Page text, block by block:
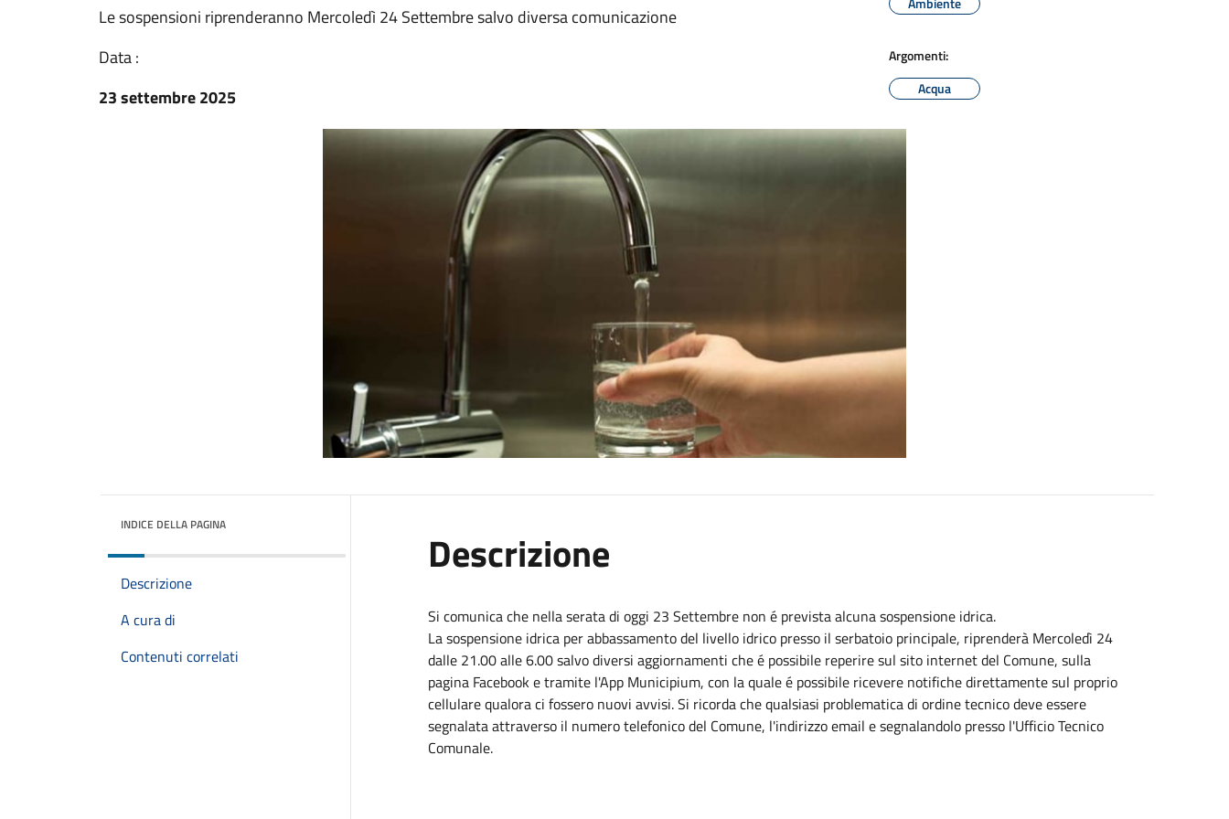
Le sospensioni riprenderanno Mercoledì 24 Settembre salvo diversa comunicazione
Data :
23 settembre 2025
Argomenti:
Acqua
INDICE DELLA PAGINA
Descrizione
A cura di
Contenuti correlati
Descrizione
Si comunica che nella serata di oggi 23 Settembre non é prevista alcuna sospensione idrica.
La sospensione idrica per abbassamento del livello idrico presso il serbatoio principale, riprenderà Mercoledì 24
dalle 21.00 alle 6.00 salvo diversi aggiornamenti che é possibile reperire sul sito internet del Comune, sulla
pagina Facebook e tramite l'App Municipium, con la quale é possibile ricevere notifiche direttamente sul proprio
cellulare qualora ci fossero nuovi avvisi. Si ricorda che qualsiasi problematica di ordine tecnico deve essere
segnalata attraverso il numero telefonico del Comune, l'indirizzo email e segnalandolo presso l'Ufficio Tecnico
Comunale.